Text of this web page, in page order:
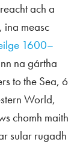
ach a
ina measc
1600–
na gártha
to the Sea, ó
World,
chomh maith
sular rugadh